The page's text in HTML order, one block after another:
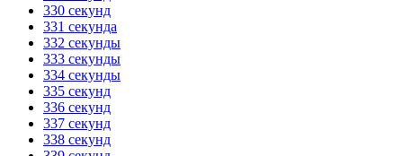
330 секунд
331 секунда
332 секунды
333 секунды
334 секунды
335 секунд
336 секунд
337 секунд
338 секунд